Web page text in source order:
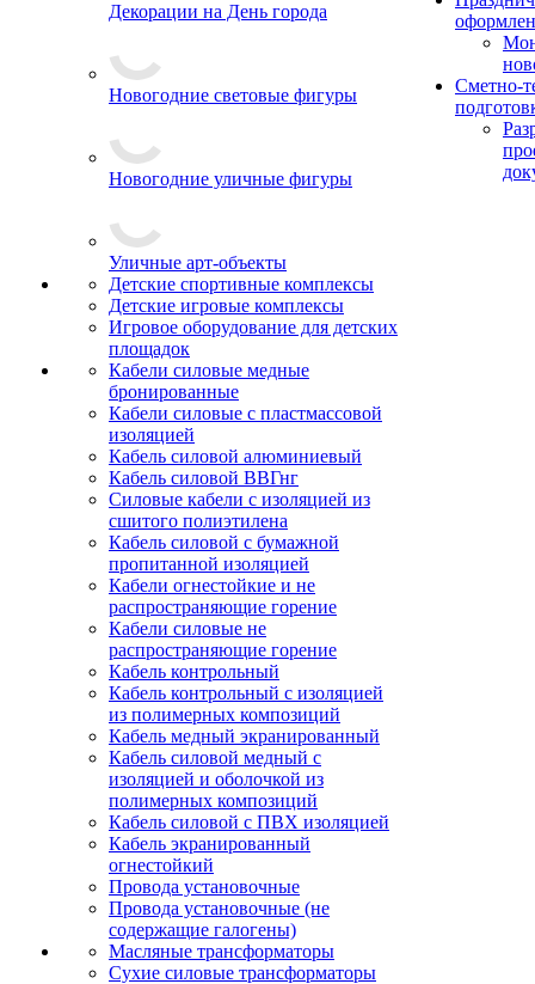
Декорации на День города
Новогодние световые фигуры
Новогодние уличные фигуры
Уличные арт-объекты
Детские спортивные комплексы
Детские игровые комплексы
Игровое оборудование для детских
площадок
Кабели силовые медные
бронированные
Кабели силовые с пластмассовой
изоляцией
Кабель силовой алюминиевый
Кабель силовой ВВГнг
Силовые кабели с изоляцией из
сшитого полиэтилена
Кабель силовой с бумажной
пропитанной изоляцией
Кабели огнестойкие и не
распространяющие горение
Кабели силовые не
распространяющие горение
Кабель контрольный
Кабель контрольный с изоляцией
из полимерных композиций
Кабель медный экранированный
Кабель силовой медный с
изоляцией и оболочкой из
полимерных композиций
Кабель силовой с ПВХ изоляцией
Кабель экранированный
огнестойкий
Провода установочные
Провода установочные (не
содержащие галогены)
Масляные трансформаторы
Сухие силовые трансформаторы
Сметно-